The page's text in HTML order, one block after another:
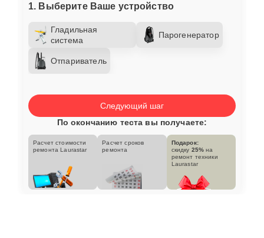
1. Выберите Ваше устройство
Гладильная
система
Парогенератор
Отпариватель
Следующий шаг
По окончанию теста вы получаете:
Расчет стоимости
ремонта Laurastar
Расчет сроков
ремонта
Подарок:
скидку 25% на
ремонт техники
Laurastar